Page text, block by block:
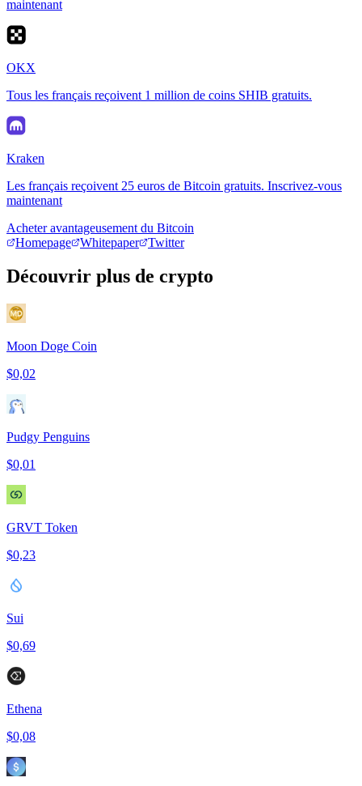
maintenant
OKX
Tous les français reçoivent 1 million de coins SHIB gratuits.
Kraken
Les français reçoivent 25 euros de Bitcoin gratuits. Inscrivez-vous
maintenant
Acheter avantageusement du Bitcoin
Homepage
Whitepaper Twitter
Découvrir plus de crypto
Moon Doge Coin
$0,02
Pudgy Penguins
$0,01
GRVT Token
$0,23
Sui
$0,69
Ethena
$0,08